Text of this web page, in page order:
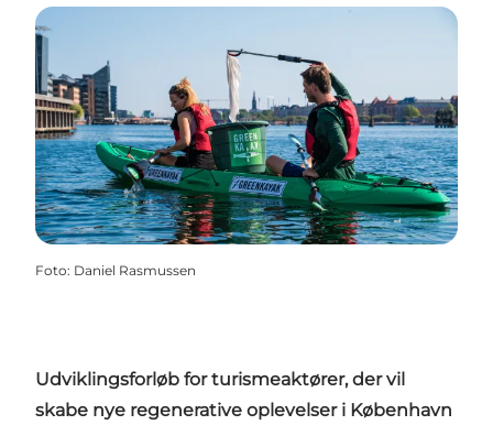
Foto: Daniel Rasmussen
Udviklingsforløb for turismeaktører, der vil
skabe nye regenerative oplevelser i København